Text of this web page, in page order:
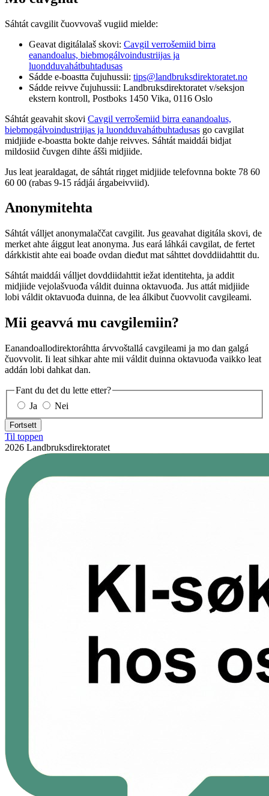
Sáhtát cavgilit čuovvovaš vugiid mielde:
Geavat digitálalaš skovi: Cavgil verrošemiid birra
eanandoalus, biebmogálvoindustriijas ja
luondduvahátbuhtadusas
Sádde e-boastta čujuhussii: tips@landbruksdirektoratet.no
Sádde reivve čujuhussii: Landbruksdirektoratet v/seksjon
ekstern kontroll, Postboks 1450 Vika, 0116 Oslo
Sáhtát geavahit skovi Cavgil verrošemiid birra eanandoalus,
biebmogálvoindustriijas ja luondduvahátbuhtadusas go cavgilat
midjiide e-boastta bokte dahje reivves. Sáhtát maiddái bidjat
mildosiid čuvgen dihte ášši midjiide.
Jus leat jearaldagat, de sáhtát riŋget midjiide telefovnna bokte 78 60
60 00 (rabas 9-15 rádjái árgabeivviid).
Anonymitehta
Sáhtát válljet anonymalaččat cavgilit. Jus geavahat digitála skovi, de
merket ahte áiggut leat anonyma. Jus eará láhkái cavgilat, de fertet
dárkkistit ahte eai boađe ovdan dieđut mat sáhttet dovddiidahttit du.
Sáhtát maiddái válljet dovddiidahttit iežat identitehta, ja addit
midjiide vejolašvuođa váldit duinna oktavuođa. Jus attát midjiide
lobi váldit oktavuođa duinna, de lea álkibut čuovvolit cavgileami.
Mii geavvá mu cavgilemiin?
Eanandoallodirektoráhtta árvvoštallá cavgileami ja mo dan galgá
čuovvolit. Ii leat sihkar ahte mii váldit duinna oktavuođa vaikko leat
addán lobi dahkat dan.
Fant du det du lette etter?
Ja
Nei
Fortsett
Til toppen
2026 Landbruksdirektoratet